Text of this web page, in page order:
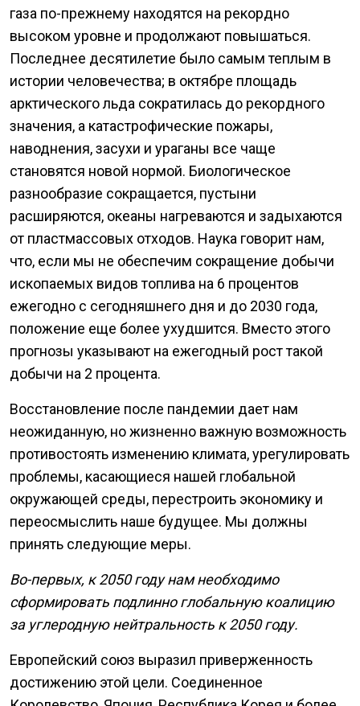
газа по-прежнему находятся на рекордно
высоком уровне и продолжают повышаться.
Последнее десятилетие было самым теплым в
истории человечества; в октябре площадь
арктического льда сократилась до рекордного
значения, а катастрофические пожары,
наводнения, засухи и ураганы все чаще
становятся новой нормой. Биологическое
разнообразие сокращается, пустыни
расширяются, океаны нагреваются и задыхаются
от пластмассовых отходов. Наука говорит нам,
что, если мы не обеспечим сокращение добычи
ископаемых видов топлива на 6 процентов
ежегодно с сегодняшнего дня и до 2030 года,
положение еще более ухудшится. Вместо этого
прогнозы указывают на ежегодный рост такой
добычи на 2 процента.
Восстановление после пандемии дает нам
неожиданную, но жизненно важную возможность
противостоять изменению климата, урегулировать
проблемы, касающиеся нашей глобальной
окружающей среды, перестроить экономику и
переосмыслить наше будущее. Мы должны
принять следующие меры.
Во-первых, к 2050 году нам необходимо
сформировать подлинно глобальную коалицию
за углеродную нейтральность к 2050 году.
Европейский союз выразил приверженность
достижению этой цели. Соединенное